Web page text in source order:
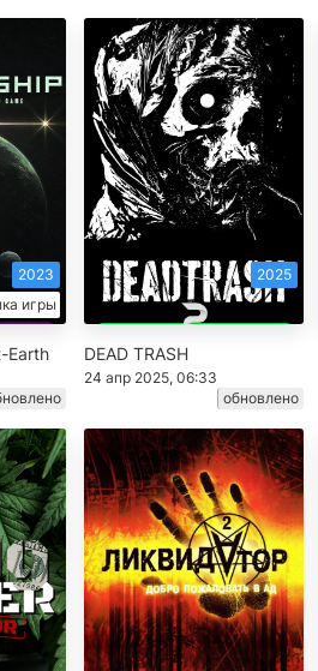
игры
2023
Earth
2025
DEAD TRASH
24 апр 2025, 06:33
обновлено